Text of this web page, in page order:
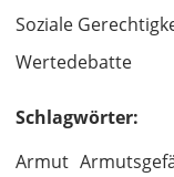
Soziale
Wertedebatte
Schlagwörter:
Armut